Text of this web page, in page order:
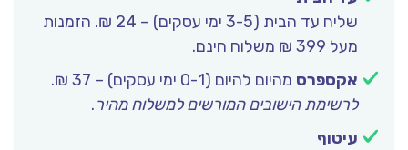
שליח עד הבית (3-5 ימי עסקים) – 24 ₪. הזמנות
מעל 399 ₪ משלוח חינם.
אקספרס מהיום להיום (0-1 ימי עסקים) – 37 ₪.
לרשימת הישובים המורשים למשלוח מהיר.
עיטוף